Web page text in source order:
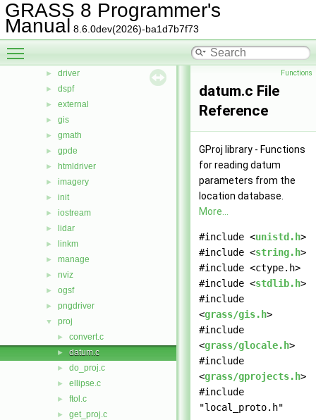
GRASS 8 Programmer's
Manual 8.6.0dev(2026)-ba1d7b7f73
► cluster
► datetime
► db
► driver
► dspf
► external
► gis
► gmath
► gpde
► htmldriver
► imagery
► init
► iostream
► lidar
► linkm
► manage
► nviz
► ogsf
► pngdriver
▼ proj
► convert.c
► datum.c
► do_proj.c
► ellipse.c
► ftol.c
► get_proj.c
Functions
datum.c File
Reference
GProj library - Functions
for reading datum
parameters from the
location database.
More...
#include <unistd.h>
#include <string.h>
#include <ctype.h>
#include <stdlib.h>
#include
<grass/gis.h>
#include
<grass/glocale.h>
#include
<grass/gprojects.h>
#include
"local_proto.h"